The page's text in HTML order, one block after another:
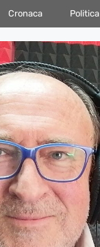
Cronaca Politica